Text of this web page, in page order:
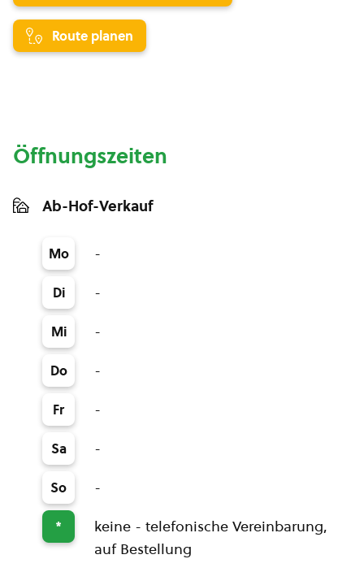
Route planen
Öffnungszeiten
Ab-Hof-Verkauf
Mo -
Di -
Mi -
Do -
Fr -
Sa -
So -
*
keine - telefonische Vereinbarung,
auf Bestellung